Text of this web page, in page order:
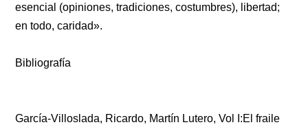
esencial (opiniones, tradiciones, costumbres), libertad;
en todo, caridad».
Bibliografía
García-Villoslada, Ricardo, Martín Lutero, Vol I:El fraile